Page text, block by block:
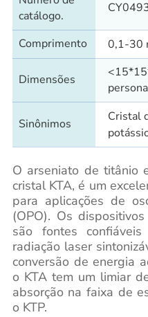
catálogo.
Comprimento 0,1-30
Dimensões
Sinônimos
Cristal
O arseniato de titânio
cristal KTA, é um
para aplicações de
(OPO). Os
são fontes
radiação laser
conversão de energia
o KTA tem um limiar
absorção na faixa de
o KTP.